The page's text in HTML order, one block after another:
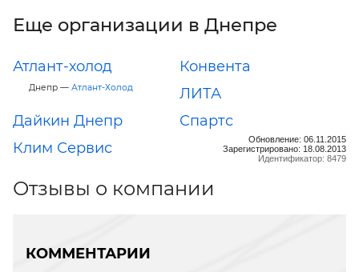
Еще организации в Днепре
Атлант-холод
Днепр — Атлант-Холод
Конвента
ЛИТА
Дайкин Днепр
Спартс
Клим Сервис
Обновление: 06.11.2015
Зарегистрировано: 18.08.2013
Идентификатор: 8479
Отзывы о компании
КОММЕНТАРИИ